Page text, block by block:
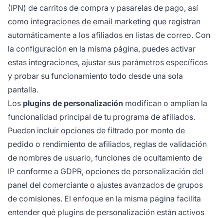
(IPN) de carritos de compra y pasarelas de pago, así
como integraciones de email marketing que registran
automáticamente a los afiliados en listas de correo. Con
la configuración en la misma página, puedes activar
estas integraciones, ajustar sus parámetros específicos
y probar su funcionamiento todo desde una sola
pantalla.
Los plugins de personalización modifican o amplían la
funcionalidad principal de tu programa de afiliados.
Pueden incluir opciones de filtrado por monto de
pedido o rendimiento de afiliados, reglas de validación
de nombres de usuario, funciones de ocultamiento de
IP conforme a GDPR, opciones de personalización del
panel del comerciante o ajustes avanzados de grupos
de comisiones. El enfoque en la misma página facilita
entender qué plugins de personalización están activos